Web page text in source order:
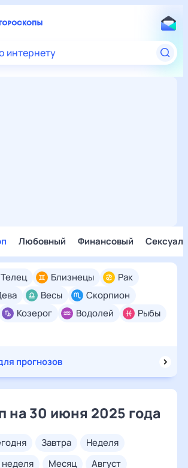
интернету
Любовный Финансовый
Телец Близнецы
Рак
Весы
Скорпион
Козерог Водолей Рыбы
прогнозов
на 30 июня 2025 года
завтра
неделя
неделя
месяц
август